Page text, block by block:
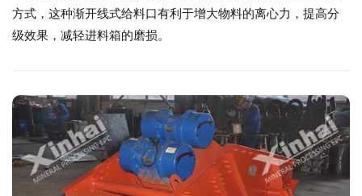
方式，这种渐开线式给料口有利于增大物料的离心力，提高分
级效果，减轻进料箱的磨损。